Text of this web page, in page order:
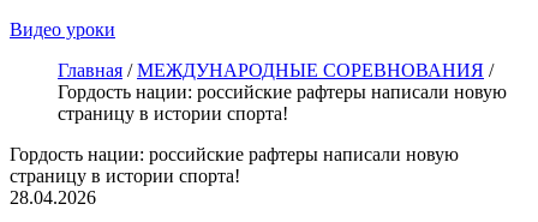
Видео уроки
Главная /МЕЖДУНАРОДНЫЕ СОРЕВНОВАНИЯ /
Гордость нации: российские рафтеры написали новую
страницу в истории спорта!
Гордость нации: российские рафтеры написали новую
страницу в истории спорта!
28.04.2026